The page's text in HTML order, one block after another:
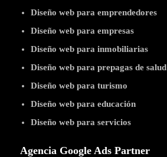
Diseño web para emprendedores
Diseño web para empresas
Diseño web para inmobiliarias
Diseño web para prepagas de salud
Diseño web para turismo
Diseño web para educación
Diseño web para servicios
Agencia Google Ads Partner